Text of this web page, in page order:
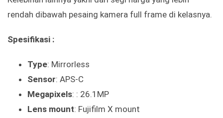
rendah dibawah pesaing kamera full frame di kelasnya.
Spesifikasi :
Type: Mirrorless
Sensor: APS-C
Megapixels: : 26.1MP
Lens mount: Fujifilm X mount